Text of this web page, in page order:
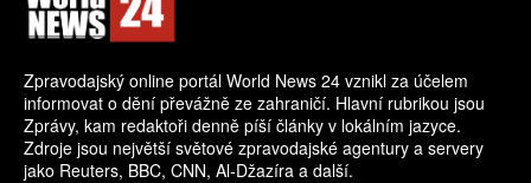
Zpravodajský online portál World News 24 vznikl za účelem
informovat o dění převážně ze zahraničí. Hlavní rubrikou jsou
Zprávy, kam redaktoři denně píší články v lokálním jazyce.
Zdroje jsou největší světové zpravodajské agentury a servery
jako Reuters, BBC, CNN, Al-Džazíra a další.